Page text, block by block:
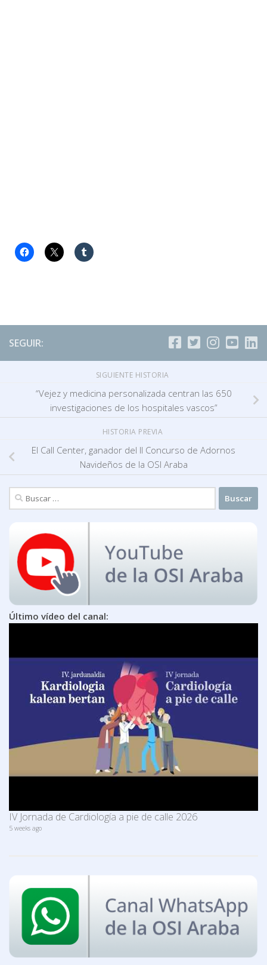
SEGUIR:
SIGUIENTE HISTORIA
“Vejez y medicina personalizada centran las 650
investigaciones de los hospitales vascos”
HISTORIA PREVIA
El Call Center, ganador del II Concurso de Adornos
Navideños de la OSI Araba
Buscar:
Último vídeo del canal:
IV Jornada de Cardiología a pie de calle 2026
5 weeks ago